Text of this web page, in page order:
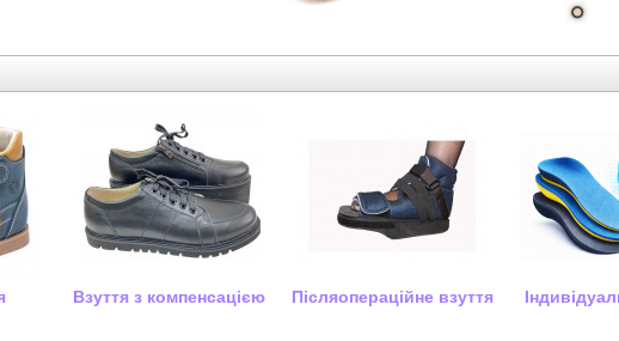
Взуття з компенсацією Післяопераційне взуття